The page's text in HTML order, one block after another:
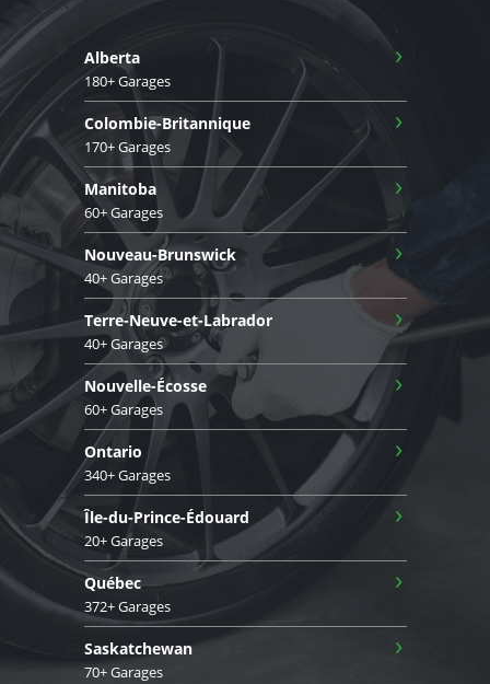
Alberta
180+ Garages
›
Colombie-Britannique
170+ Garages
›
Manitoba
60+ Garages
›
Nouveau-Brunswick
40+ Garages
›
Terre-Neuve-et-Labrador
40+ Garages
›
Nouvelle-Écosse
60+ Garages
›
Ontario
340+ Garages
›
Île-du-Prince-Édouard
20+ Garages
›
Québec
372+ Garages
›
Saskatchewan
70+ Garages
›